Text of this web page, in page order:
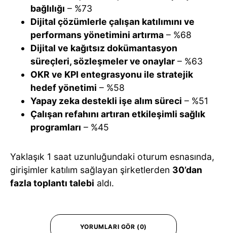
bağlılığı – %73
Dijital çözümlerle çalışan katılımını ve
performans yönetimini artırma – %68
Dijital ve kağıtsız dokümantasyon
süreçleri, sözleşmeler ve onaylar – %63
OKR ve KPI entegrasyonu ile stratejik
hedef yönetimi – %58
Yapay zeka destekli işe alım süreci – %51
Çalışan refahını artıran etkileşimli sağlık
programları – %45
Yaklaşık 1 saat uzunluğundaki oturum esnasında,
girişimler katılım sağlayan şirketlerden 30’dan
fazla toplantı talebi aldı.
YORUMLARI GÖR (0)